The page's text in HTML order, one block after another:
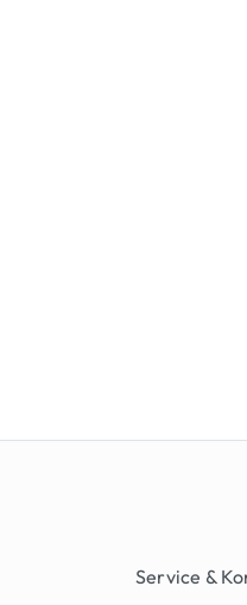
Service &